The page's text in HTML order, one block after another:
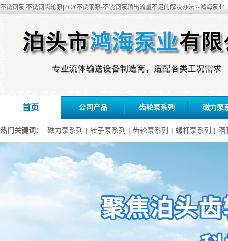
不锈钢泵|不锈钢齿轮泵|2CY不锈钢泵-不锈钢泵输出流量不足的解决办法?-鸿海泵业
首页 公司产品 齿轮泵系列 磁力泵
热门关键词： 磁力泵系列 | 转子泵系列 | 齿轮泵系列 | 螺杆泵系列 | 隔